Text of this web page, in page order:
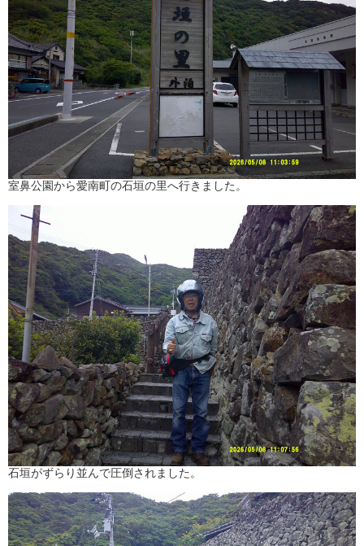
室鼻公園から愛南町の石垣の里へ行きました。
石垣がずらり並んで圧倒されました。